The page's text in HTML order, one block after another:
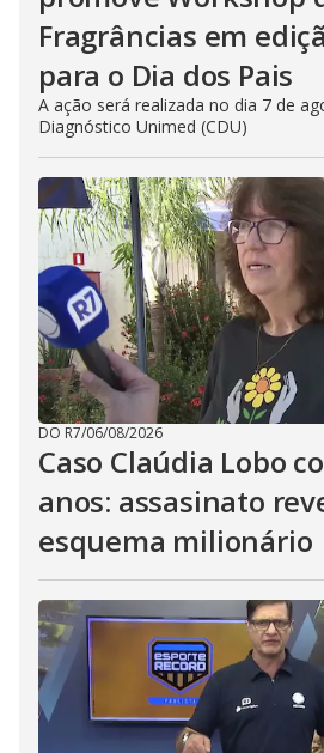
Fragrâncias em
para o Dia dos Pais
A ação será realizada no dia 7 de
Diagnóstico Unimed (CDU)
DO R7/06/08/2026
Caso Claúdia Lobo
anos: assasinato
esquema milionário